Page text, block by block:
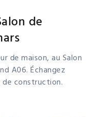
de
de maison, au Salon
A06. Échangez
construction.